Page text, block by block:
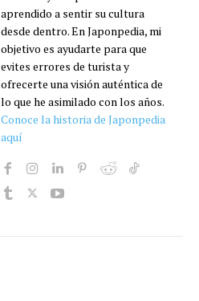
aprendido a sentir su cultura
desde dentro. En Japonpedia, mi
objetivo es ayudarte para que
evites errores de turista y
ofrecerte una visión auténtica de
lo que he asimilado con los años.
Conoce la historia de Japonpedia
aquí